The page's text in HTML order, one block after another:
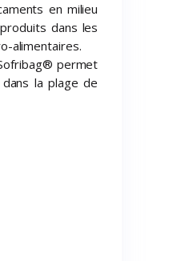
en milieu
dans les
alimentaires.
permet
la plage de